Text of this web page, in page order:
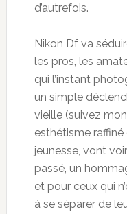
d’autrefois.
Nikon Df va
les pros, les
qui l’instant
un simple
vieille (suivez
esthétisme
jeunesse, vont
passé, un
et pour ceux qui
à se séparer de